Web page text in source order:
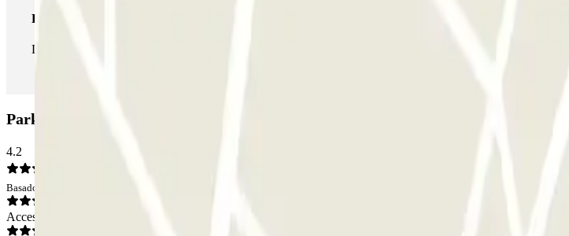
Pase ilimitado
Durante tu estancia podrás entrar y salir del parking todas las veces que quieras.
Parking Insur Buenos Aires: Opiniones
4.2
Basado en 83 opiniones
Acceso